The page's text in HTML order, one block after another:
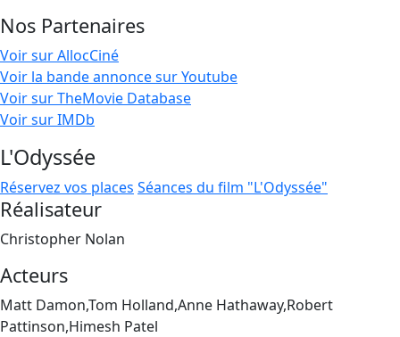
Nos Partenaires
Voir sur AllocCiné
Voir la bande annonce sur Youtube
Voir sur TheMovie Database
Voir sur IMDb
L'Odyssée
Réservez vos places Séances du film "L'Odyssée"
Réalisateur
Christopher Nolan
Acteurs
Matt Damon,Tom Holland,Anne Hathaway,Robert
Pattinson,Himesh Patel